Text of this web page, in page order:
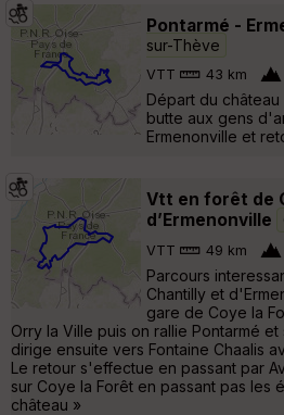
Pontarmé -
sur-Thève
VTT 43 km
Départ du
butte aux gens
Ermenonville et
Vtt en forêt de
d’Ermenonville
VTT 49 km
Parcours
Chantilly et
gare de Coye la
Orry la Ville puis on rallie Pontarmé
dirige ensuite vers Fontaine Chaalis
Le retour s'effectue en passant par
sur Coye la Forêt en passant pas les
château »